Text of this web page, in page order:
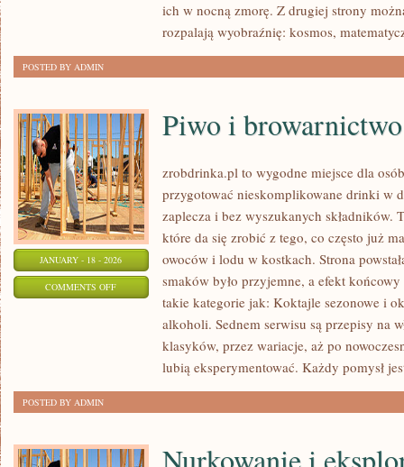
PSYCHOLOGIAich w nocną zmorę. Z drugiej strony
rozpalają wyobraźnię: kosmos,
POSTED BY ADMIN
JANUARY - 18 - 2026
COMMENTS OFFON
BROWARNICTWO
Piwo i browarnictwo
zrobdrinka.pl to wygodne miejsce dla
przygotować nieskomplikowane drinki w
zaplecza i bez wyszukanych składników.
które da się zrobić z tego, co często już
owoców i lodu w kostkach. Strona
smaków było przyjemne, a efekt
takie kategorie jak: Koktajle sezonowe i
alkoholi. Sednem serwisu są przepisy na
klasyków, przez wariacje, aż po
lubią eksperymentować. Każdy pomysł
POSTED BY ADMIN